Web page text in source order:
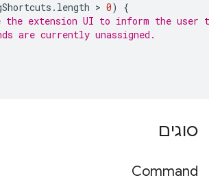
. length > 0)
{
the extension UI to inform the user
are currently unassigned.
סוגים
Command